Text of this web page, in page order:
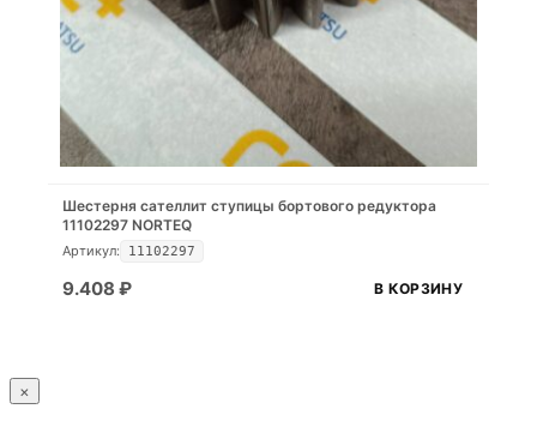
Шестерня сателлит ступицы бортового редуктора
11102297 NORTEQ
Артикул: 11102297
9.408 ₽ В КОРЗИНУ
×